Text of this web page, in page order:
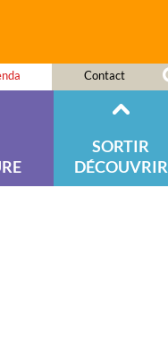
Contact
SORTIR
DÉCOUVRIR